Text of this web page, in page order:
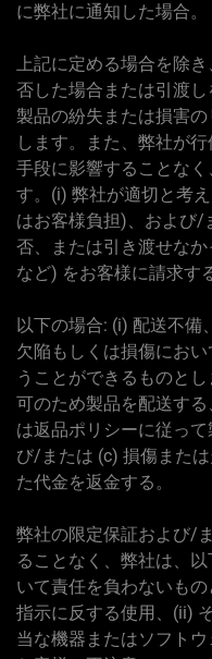
に弊社に通知した場合。
上記に定める場合を除
否した場合または引渡し
製品の紛失または損害
します。また、弊社が
手段に影響することな
す。(i) 弊社が適切と考
はお客様負担)、および/
否、または引き渡せな
など) をお客様に請求す
以下の場合: (i) 配送不備
欠陥もしくは損傷にお
うことができるものと
可のため製品を配送す
は返品ポリシーに従っ
び/または (c) 損傷また
た代金を返金する。
弊社の限定保証および/
ることなく、弊社は、
いて責任を負わないも
指示に反する使用、(ii)
当な機器またはソフト